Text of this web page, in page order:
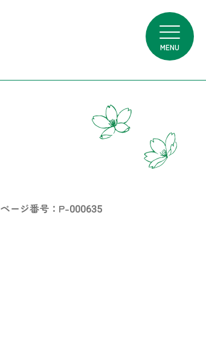
MENU
ページ番号：P-000635